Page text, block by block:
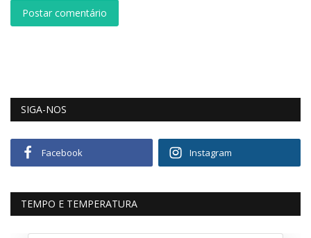
Postar comentário
SIGA-NOS
Facebook Instagram
TEMPO E TEMPERATURA